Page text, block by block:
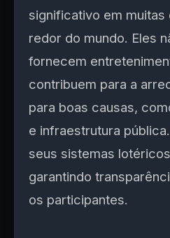
significativo em muitas
redor do mundo. Eles
fornecem
contribuem para a
para boas causas,
e infraestrutura
seus sistemas
garantindo
os participantes.